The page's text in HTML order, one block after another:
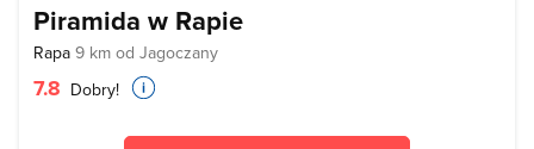
Piramida w Rapie
Rapa 9 km od Jagoczany
7.8 Dobry!